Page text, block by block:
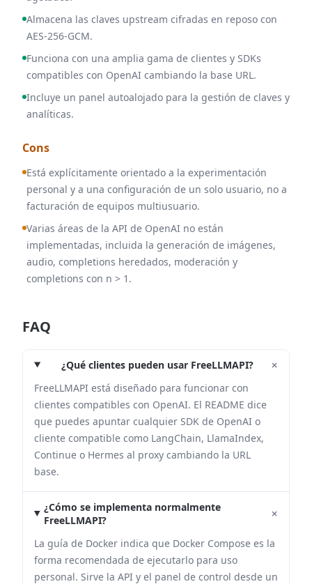
Almacena las claves upstream cifradas en reposo con
AES-256-GCM.
Funciona con una amplia gama de clientes y SDKs
compatibles con OpenAI cambiando la base URL.
Incluye un panel autoalojado para la gestión de claves y
analíticas.
Cons
Está explícitamente orientado a la experimentación
personal y a una configuración de un solo usuario, no a
facturación de equipos multiusuario.
Varias áreas de la API de OpenAI no están
implementadas, incluida la generación de imágenes,
audio, completions heredados, moderación y
completions con n > 1.
FAQ
¿Qué clientes pueden usar FreeLLMAPI? +
FreeLLMAPI está diseñado para funcionar con
clientes compatibles con OpenAI. El README dice
que puedes apuntar cualquier SDK de OpenAI o
cliente compatible como LangChain, LlamaIndex,
Continue o Hermes al proxy cambiando la URL
base.
¿Cómo se implementa normalmente
FreeLLMAPI?
+
La guía de Docker indica que Docker Compose es la
forma recomendada de ejecutarlo para uso
personal. Sirve la API y el panel de control desde un